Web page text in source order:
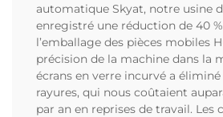
automatique Skyat, notre usine
enregistré une réduction de 40
l’emballage des pièces mobiles
précision de la machine dans la
écrans en verre incurvé a
rayures, qui nous coûtaient
par an en reprises de travail. Les